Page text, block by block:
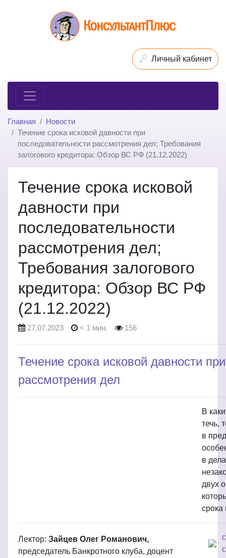
Личный кабинет
Главная
Новости
Течение срока исковой давности при
последовательности рассмотрения дел; Требования
залогового кредитора: Обзор ВС РФ (21.12.2022)
Течение срока исковой
давности при
последовательности
рассмотрения дел;
Требования залогового
кредитора: Обзор ВС РФ
(21.12.2022)
27.07.2023 < 1 мин. 156
Течение срока исковой давности
рассмотрения дел
В
течь,
в
в
двух
срока
Лектор: Зайцев Олег Романович,
председатель Банкротного клуба, доцент